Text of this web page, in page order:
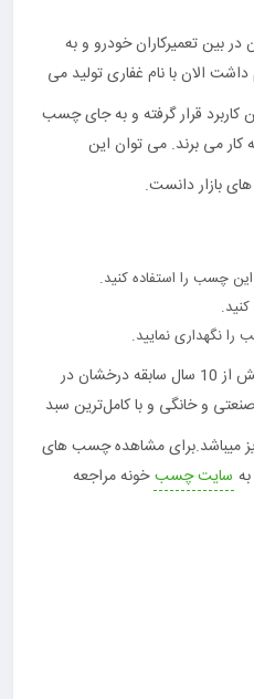
بین تعمیرکاران خودرو و به
الان با نام غفاری تولید می
کاربرد قرار گرفته و به جای چسب
کار می برند. می توان این
بازار دانست.
چسب را استفاده کنید.
نگهداری نمایید.
فروشگاه اینترنتی چسب خونه با بیش از 10 سال سابقه درخشان در
و خانگی و با کامل‌ترین سبد
میباشد.برای مشاهده چسب های
سایت چسبخونه مراجعه